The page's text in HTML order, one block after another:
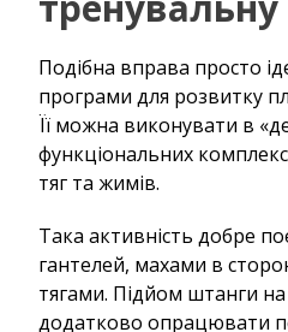
Подібна вправа просто
програми для розвитку
Її можна виконувати в
функціональних
тяг та жимів.
Така активність добре
гантелей, махами в
тягами. Підйом штанги
додатково опрацювати